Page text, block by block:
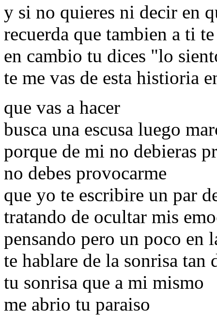
y si no quieres ni decir en
recuerda que tambien a ti
en cambio tu dices "lo
te me vas de esta histioria
que vas a hacer
busca una escusa luego
porque de mi no debieras
no debes provocarme
que yo te escribire un par
tratando de ocultar mis
pensando pero un poco en
te hablare de la sonrisa tan
tu sonrisa que a mi mismo
me abrio tu paraiso